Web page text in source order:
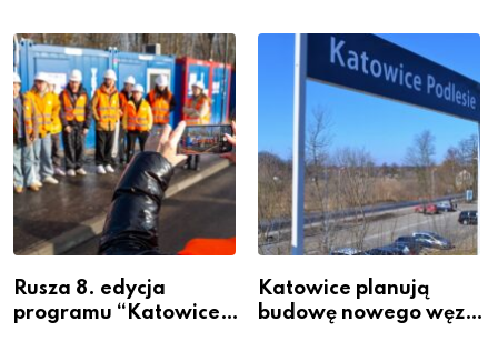
Rusza 8. edycja
programu “Katowice
Katowice planują
budowę nowego węzła